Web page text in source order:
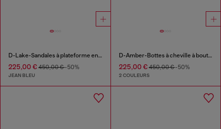
D-Lake-Sandales à plateforme en denim effiloché et plexiglas
225,00 € 450,00 €-50%
JEAN BLEU
D-Amber-Bottes à cheville à bout carré couleur avec effet naplak
225,00 €450,00 €-50%
2 COULEURS